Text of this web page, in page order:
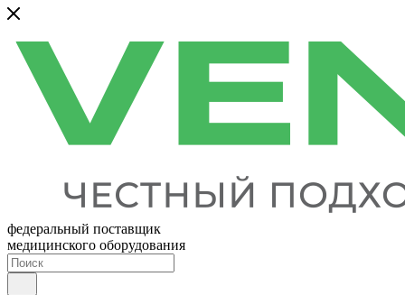
федеральный поставщик
медицинского оборудования